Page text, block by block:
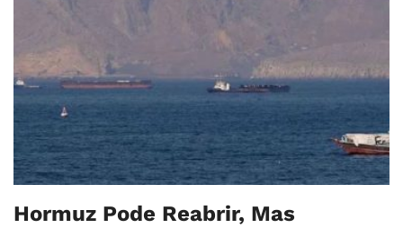
Hormuz Pode Reabrir, Mas